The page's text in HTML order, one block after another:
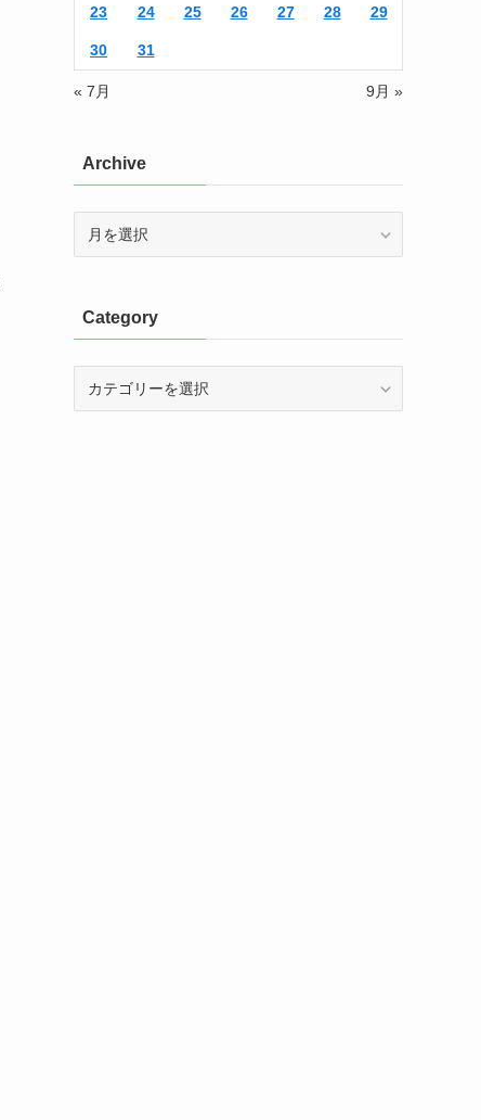
23 24 25 26 27 28 29
30 31
« 7月 9月 »
Archive
Category